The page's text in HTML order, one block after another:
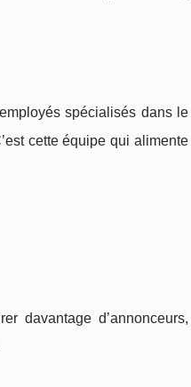
spécialisés dans le
cette équipe qui alimente
davantage d’annonceurs,